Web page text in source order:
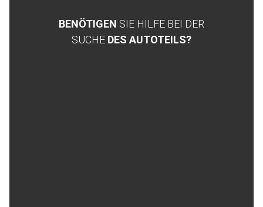
BENÖTIGEN SIE HILFE BEI DER
SUCHE DES AUTOTEILS?